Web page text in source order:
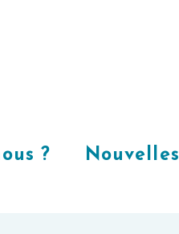
? Nouvelles